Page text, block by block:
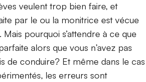
veulent trop bien faire, et
par le ou la monitrice est vécue
pourquoi s’attendre à ce que
alors que vous n’avez pas
de conduire? Et même dans le cas
les erreurs sont